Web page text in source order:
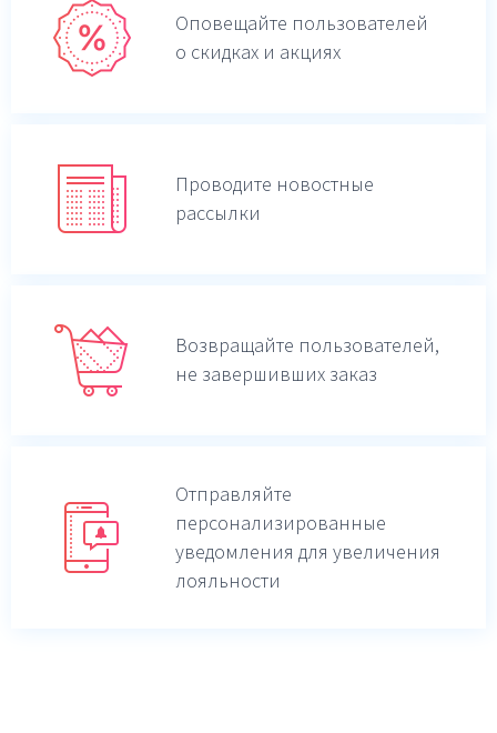
Оповещайте пользователей
о скидках и акциях
Проводите новостные
рассылки
Возвращайте пользователей,
не завершивших заказ
Отправляйте
персонализированные
уведомления для увеличения
лояльности